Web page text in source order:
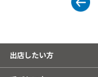
出店したい方